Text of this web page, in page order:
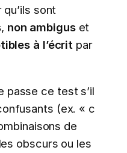
sont
, non ambiguset
à l’écrit par
passe ce test s’il
(ex. « c
de
obscurs ou les